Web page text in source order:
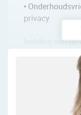
•
privacy
Indeling van
Via de netjes
met grote
voordeur van
verwelkomd in